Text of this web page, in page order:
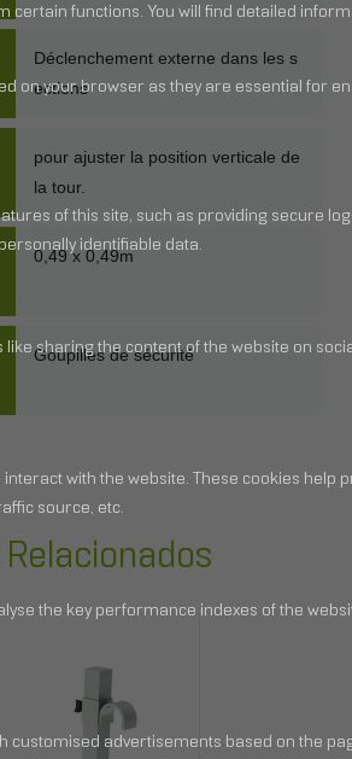
Déclenchement externe dans les s
ections
pour ajuster la position verticale de
la tour.
0,49 x 0,49m
Goupilles de sécurité